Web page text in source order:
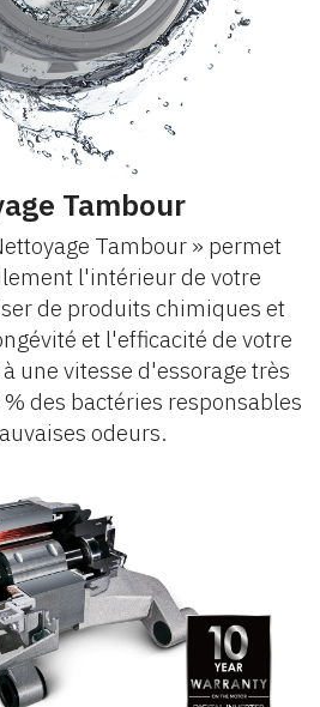
Tambour
Tambour » permet
l'intérieur de votre
de produits chimiques et
et l'efficacité de votre
une vitesse d'essorage très
des bactéries responsables
odeurs.